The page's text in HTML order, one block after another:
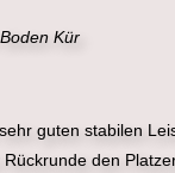
Kür
guten stabilen
den